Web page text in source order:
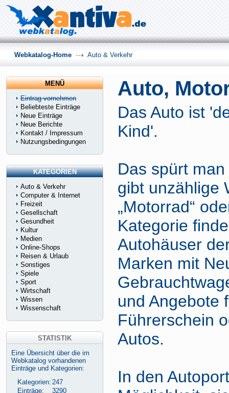
Auto,
Das Auto ist
Kind'.
Das spürt
gibt unzählige
„Motorrad“
Kategorie
Autohäuser
Marken mit
und Angebote
Führerschein
Autos.
In den
Webkatalog-Home Auto & Verkehr
MENÜ
Eintrag vornehmen
Beliebteste Einträge
Neue Einträge
Neue Berichte
Kontakt / Impressum
Nutzungsbedingungen
KATEGORIEN
Auto & Verkehr
Computer & Internet
Freizeit
Gesellschaft
Gesundheit
Kultur
Medien
Online-Shops
Reisen & Urlaub
Sonstiges
Spiele
Sport
Wirtschaft
Wissen
Wissenschaft
STATISTIK
Eine Übersicht über die im
Webkatalog vorhandenen
Einträge und Kategorien:
Kategorien: 247
Einträge:
3290